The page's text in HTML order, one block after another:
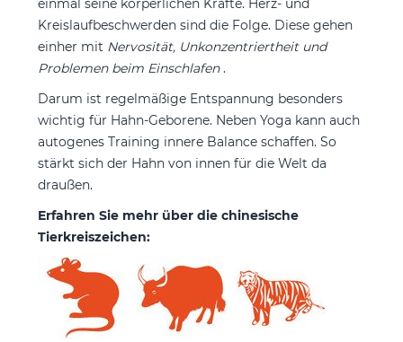
Kreislaufbeschwerden sind die Folge. Diese gehen
einher mit Nervosität, Unkonzentriertheit und
Problemen beim Einschlafen .
Darum ist regelmäßige Entspannung besonders
wichtig für Hahn-Geborene. Neben Yoga kann auch
autogenes Training innere Balance schaffen. So
stärkt sich der Hahn von innen für die Welt da
draußen.
Erfahren Sie mehr über die chinesische
Tierkreiszeichen: